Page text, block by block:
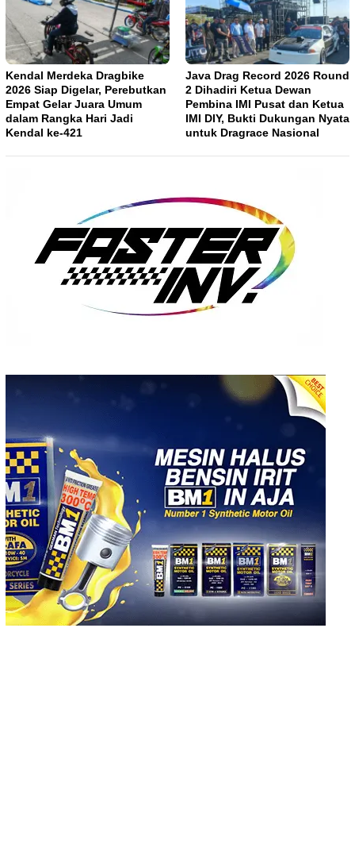
Kendal Merdeka Dragbike
2026 Siap Digelar, Perebutkan
Empat Gelar Juara Umum
dalam Rangka Hari Jadi
Kendal ke-421
Java Drag Record 2026 Round
2 Dihadiri Ketua Dewan
Pembina IMI Pusat dan Ketua
IMI DIY, Bukti Dukungan Nyata
untuk Dragrace Nasional